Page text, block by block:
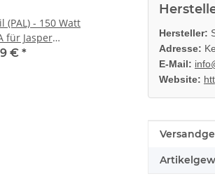
Hersteller:
Adresse:
E-Mail:
Website:
Wert
(PAL) - 150 Watt
für Jasper
gebraucht
€ *
BlueRay Drive Edition
CFI-1216A
388,99 € *